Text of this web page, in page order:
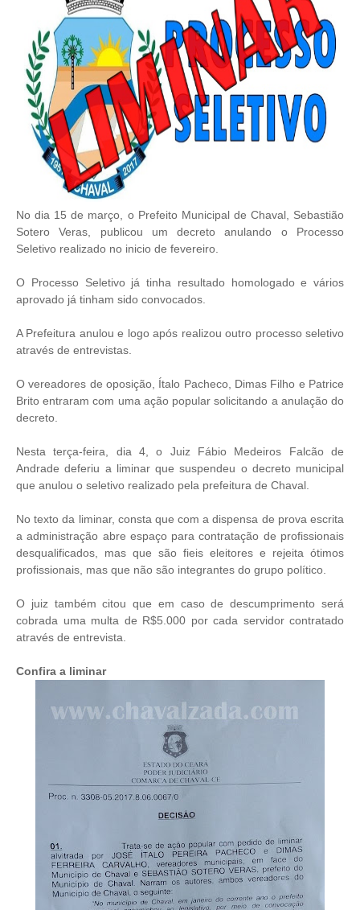
No dia 15 de março, o Prefeito Municipal de Chaval, Sebastião
Sotero Veras, publicou um decreto anulando o Processo
Seletivo realizado no inicio de fevereiro.
O Processo Seletivo já tinha resultado homologado e vários
aprovado já tinham sido convocados.
A Prefeitura anulou e logo após realizou outro processo seletivo
através de entrevistas.
O vereadores de oposição, Ítalo Pacheco, Dimas Filho e Patrice
Brito entraram com uma ação popular solicitando a anulação do
decreto.
Nesta terça-feira, dia 4, o Juiz Fábio Medeiros Falcão de
Andrade deferiu a liminar que suspendeu o decreto municipal
que anulou o seletivo realizado pela prefeitura de Chaval.
No texto da liminar, consta que com a dispensa de prova escrita
a administração abre espaço para contratação de profissionais
desqualificados, mas que são fieis eleitores e rejeita ótimos
profissionais, mas que não são integrantes do grupo político.
O juiz também citou que em caso de descumprimento será
cobrada uma multa de R$5.000 por cada servidor contratado
através de entrevista.
Confira a liminar